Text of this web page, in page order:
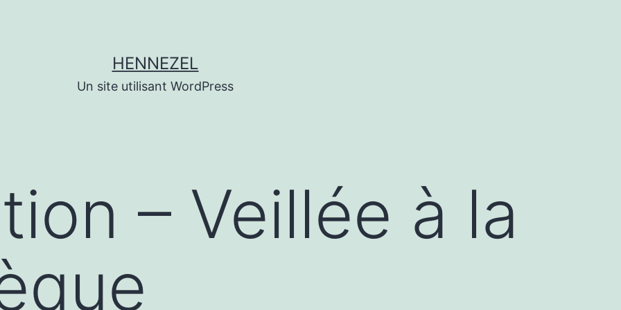
HENNEZEL
Un site utilisant WordPress
– Veillée à la